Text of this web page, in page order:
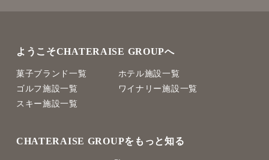
ようこそCHATERAISE GROUPへ
菓子ブランド一覧
ホテル施設一覧
ゴルフ施設一覧
ワイナリー施設一覧
スキー施設一覧
CHATERAISE GROUPをもっと知る